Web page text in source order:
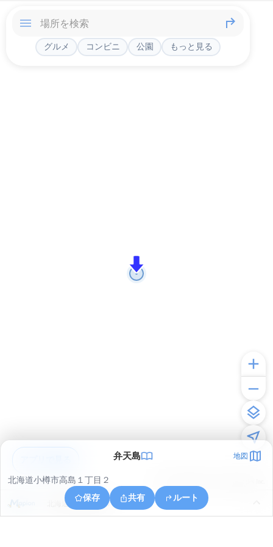
グルメ コンビニ 公園 もっと見る
弁天島 地図
北海道小樽市高島１丁目２
保存
共有 ルート
北海道小樽市築港７